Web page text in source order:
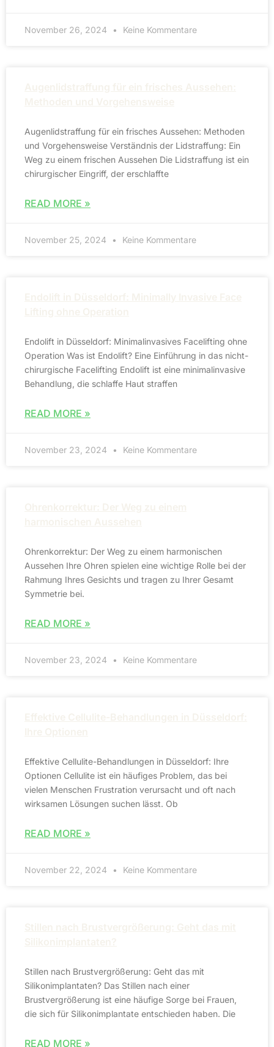
November 26, 2024 Keine Kommentare
Augenlidstraffung für ein frisches Aussehen: Methoden
und Vorgehensweise Verständnis der Lidstraffung: Ein
Weg zu einem frischen Aussehen Die Lidstraffung ist ein
chirurgischer Eingriff, der erschlaffte
READ MORE »
November 25, 2024 Keine Kommentare
Endolift in Düsseldorf: Minimalinvasives Facelifting ohne
Operation Was ist Endolift? Eine Einführung in das nicht-
chirurgische Facelifting Endolift ist eine minimalinvasive
Behandlung, die schlaffe Haut straffen
READ MORE »
November 23, 2024 Keine Kommentare
Ohrenkorrektur: Der Weg zu einem harmonischen
Aussehen Ihre Ohren spielen eine wichtige Rolle bei der
Rahmung Ihres Gesichts und tragen zu Ihrer Gesamt
Symmetrie bei.
READ MORE »
November 23, 2024 Keine Kommentare
Effektive Cellulite-Behandlungen in Düsseldorf: Ihre
Optionen Cellulite ist ein häufiges Problem, das bei
vielen Menschen Frustration verursacht und oft nach
wirksamen Lösungen suchen lässt. Ob
READ MORE »
November 22, 2024 Keine Kommentare
Stillen nach Brustvergrößerung: Geht das mit
Silikonimplantaten? Das Stillen nach einer
Brustvergrößerung ist eine häufige Sorge bei Frauen,
die sich für Silikonimplantate entschieden haben. Die
READ MORE »